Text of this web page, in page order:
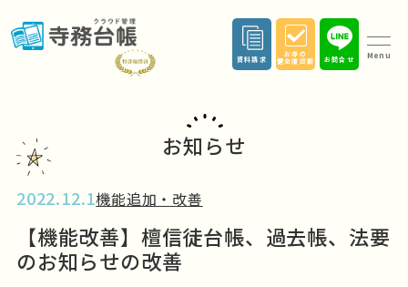
Menu
資料請求
お寺の
健全度診断
お問合せ
お知らせ
2022.12.1機能追加・改善
【機能改善】檀信徒台帳、過去帳、法要
のお知らせの改善